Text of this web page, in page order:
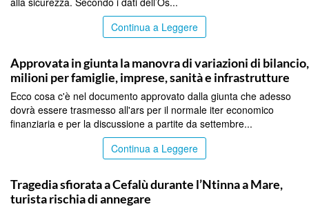
Continua a Leggere
Approvata in giunta la manovra di variazioni di
milioni per famiglie, imprese, sanità e infrastrutture
Ecco cosa c'è nel documento approvato dalla giunta che adesso
dovrà essere trasmesso all'ars per il normale iter economico
finanziaria e per la discussione a partite da settembre...
Continua a Leggere
Tragedia sfiorata a Cefalù durante l’Ntinna a Mare,
turista rischia di annegare